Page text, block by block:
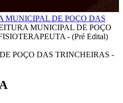
MUNICIPAL DE POÇO DAS
MUNICIPAL DE POÇO
- (Pré Edital)
POÇO DAS TRINCHEIRAS -